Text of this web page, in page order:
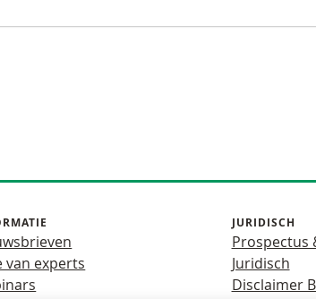
van experts
JURIDISCH
Prospectus
Juridisch
Disclaimer